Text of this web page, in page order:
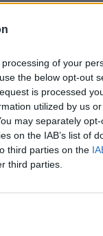
of your
the below opt-out
is processed
utilized by us
may separately
on the IAB’s list of
third parties on the
third parties.
a
si
di
In